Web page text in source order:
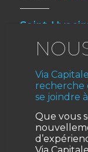
Saint-
1350 Av St-
Saint-
Valleyfield
Salaberry-de-
Bureau :450
Via
recherche
se joindre
Que vous